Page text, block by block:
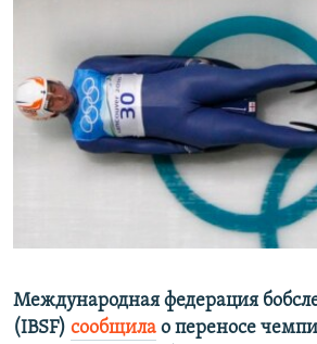
СЕВЕР.РЕАЛИИ
СИБИРЬ.РЕАЛИИ
РАСПИСАНИЕ ВЕЩАНИЯ
ПОДПИШИТЕСЬ НА РАССЫЛКУ
Международная федерация
(IBSF) сообщила о переносе